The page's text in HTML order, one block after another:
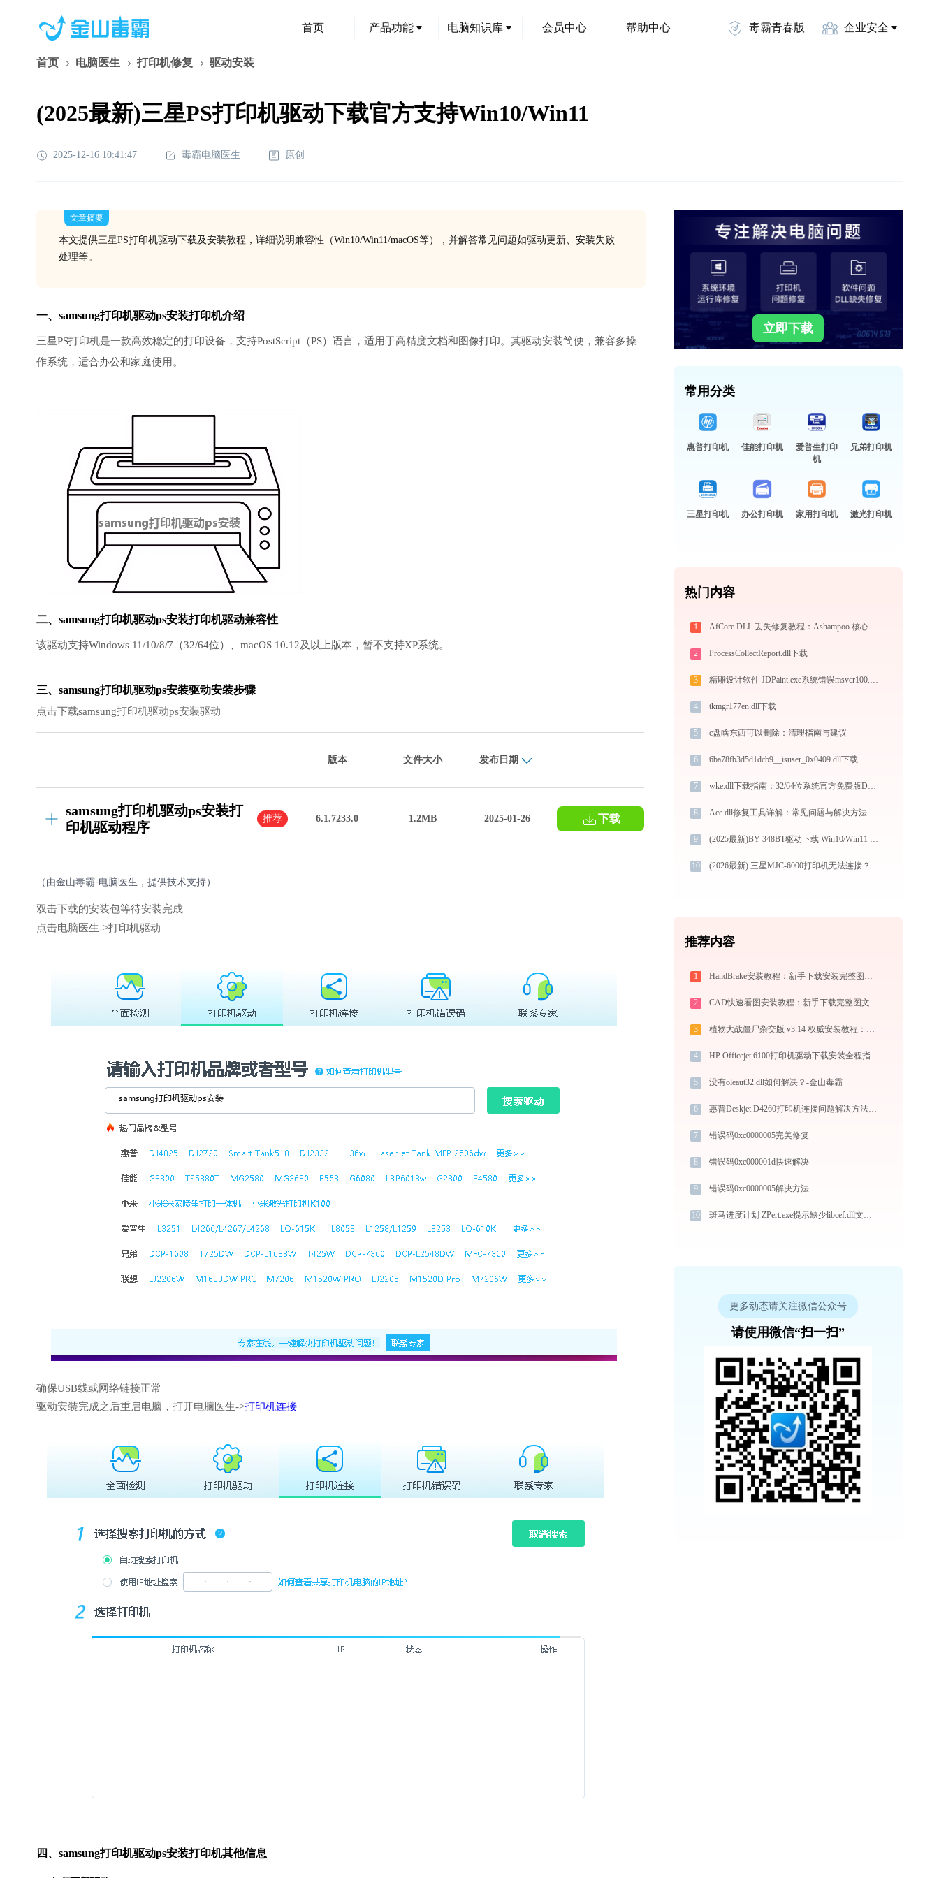
首页 产品功能 电脑知识库 会员中心 帮助中心 毒霸青春版 企业安全
首页 电脑医生 打印机修复 驱动安装
(2025最新)三星PS打印机驱动下载官方支持Win10/Win11
2025-12-16 10:41:47 毒霸电脑医生 原创
文章摘要
本文提供三星PS打印机驱动下载及安装教程，详细说明兼容性（Win10/Win11/macOS等），并解答常见问题如驱动更新、安装失败
处理等。
一、samsung打印机驱动ps安装打印机介绍
三星PS打印机是一款高效稳定的打印设备，支持PostScript（PS）语言，适用于高精度文档和图像打印。其驱动安装简便，兼容多操
作系统，适合办公和家庭使用。
二、samsung打印机驱动ps安装打印机驱动兼容性
该驱动支持Windows 11/10/8/7（32/64位）、macOS 10.12及以上版本，暂不支持XP系统。
三、samsung打印机驱动ps安装驱动安装步骤
点击下载samsung打印机驱动ps安装驱动
版本 文件大小 发布日期
samsung打印机驱动ps安装打
印机驱动程序
推荐 6.1.7233.0 1.2MB 2025-01-26 下载
（由金山毒霸-电脑医生，提供技术支持）
双击下载的安装包等待安装完成
点击电脑医生->打印机驱动
确保USB线或网络链接正常
驱动安装完成之后重启电脑，打开电脑医生->打印机连接
四、samsung打印机驱动ps安装打印机其他信息
立即下载
常用分类
惠普打印机 佳能打印机
爱普生打印
机
兄弟打印机
三星打印机 办公打印机 家用打印机 激光打印机
热门内容
1 AfCore.DLL 丢失修复教程：Ashampoo 核心组件故障深度诊断 - 技术专栏
2 ProcessCollectReport.dll下载
3 精雕设计软件 JDPaint.exe系统错误msvcr100.dll丢失如何解决
4 tkmgr177en.dll下载
5 c盘啥东西可以删除：清理指南与建议
6 6ba78fb3d5d1dcb9__isuser_0x0409.dll下载
7 wke.dll下载指南：32/64位系统官方免费版DLL文件修复教程
8 Ace.dll修复工具详解：常见问题与解决方法
9 (2025最新)BY-348BT驱动下载 Win10/Win11 官方图文安装教程
10 (2026最新) 三星MJC-6000打印机无法连接？如何解决？-金山毒霸
推荐内容
1 HandBrake安装教程：新手下载安装完整图文步骤
2 CAD快速看图安装教程：新手下载完整图文指南
3 植物大战僵尸杂交版 v3.14 权威安装教程：PC端下载+白屏闪退完美解决
4 HP Officejet 6100打印机驱动下载安装全程指导，轻松解决打印问题
5 没有oleaut32.dll如何解决？-金山毒霸
6 惠普Deskjet D4260打印机连接问题解决方法-金山毒霸
7 错误码0xc0000005完美修复
8 错误码0xc000001d快速解决
9 错误码0xc0000005解决方法
10 斑马进度计划 ZPert.exe提示缺少libcef.dll文件的解决办法
更多动态请关注微信公众号
请使用微信“扫一扫”